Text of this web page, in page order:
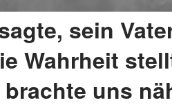
sein
Wahrheit
uns